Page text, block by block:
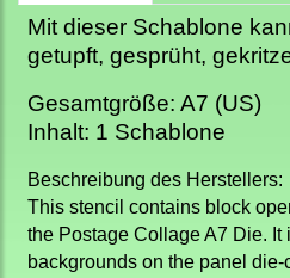
Mit dieser Schablone
getupft, gesprüht,
Gesamtgröße: A7 (US)
Inhalt: 1 Schablone
Beschreibung des Herstellers:
This stencil contains block
the Postage Collage A7 Die. It
backgrounds on the panel